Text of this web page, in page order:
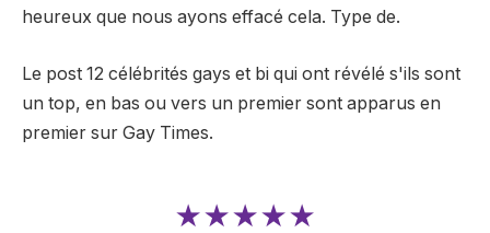
heureux que nous ayons effacé cela. Type de.
Le post 12 célébrités gays et bi qui ont révélé s'ils sont
un top, en bas ou vers un premier sont apparus en
premier sur Gay Times.
★★★★★